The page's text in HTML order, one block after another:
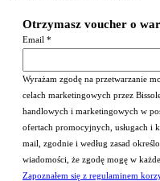
Otrzymasz voucher o
Email *
Wyrażam zgodę na przetwarzanie
celach marketingowych przez
handlowych i marketingowych w
ofertach promocyjnych, usługach i
mail, zgodnie i według zasad
wiadomości, że zgodę mogę w
Zapoznałem się z regulaminem